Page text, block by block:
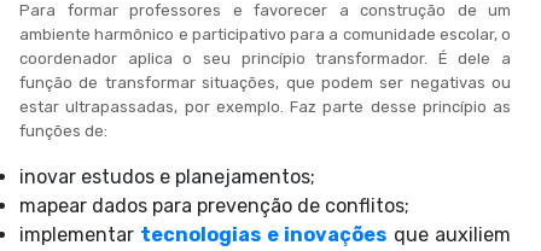
Para formar professores e favorecer a construção de um
ambiente harmônico e participativo para a comunidade escolar, o
coordenador aplica o seu princípio transformador. É dele a
função de transformar situações, que podem ser negativas ou
estar ultrapassadas, por exemplo. Faz parte desse princípio as
funções de:
inovar estudos e planejamentos;
mapear dados para prevenção de conflitos;
implementar tecnologias e inovações que auxiliem